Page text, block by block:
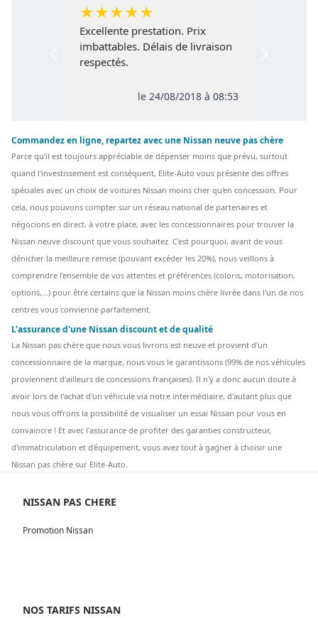
★★★★★
Excellente prestation. Prix
imbattables. Délais de livraison
respectés.
le 24/08/2018 à 08:53
Commandez en ligne, repartez avec une Nissan neuve pas chère
Parce qu'il est toujours appréciable de dépenser moins que prévu, surtout
quand l'investissement est conséquent, Elite-Auto vous présente des offres
spéciales avec un choix de voitures Nissan moins cher qu'en concession. Pour
cela, nous pouvons compter sur un réseau national de partenaires et
négocions en direct, à votre place, avec les concessionnaires pour trouver la
Nissan neuve discount que vous souhaitez. C'est pourquoi, avant de vous
dénicher la meilleure remise (pouvant excéder les 20%), nous veillons à
comprendre l'ensemble de vos attentes et préférences (coloris, motorisation,
options,...) pour être certains que la Nissan moins chère livrée dans l'un de nos
centres vous convienne parfaitement.
L'assurance d'une Nissan discount et de qualité
La Nissan pas chère que nous vous livrons est neuve et provient d'un
concessionnaire de la marque, nous vous le garantissons (99% de nos véhicules
proviennent d'ailleurs de concessions françaises). Il n'y a donc aucun doute à
avoir lors de l'achat d'un véhicule via notre intermédiaire, d'autant plus que
nous vous offrons la possibilité de visualiser un essai Nissan pour vous en
convaincre ! Et avec l'assurance de profiter des garanties constructeur,
d'immatriculation et d'équipement, vous avez tout à gagner à choisir une
Nissan pas chère sur Elite-Auto.
NISSAN PAS CHERE
Promotion Nissan
NOS TARIFS NISSAN